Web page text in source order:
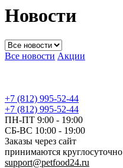
Новости
Все новости Акции
+7 (812) 995-52-44
+7 (812) 995-52-44
ПН-ПТ 9:00 - 19:00
СБ-ВС 10:00 - 19:00
Заказы через сайт
принимаются круглосуточно
support@petfood24.ru